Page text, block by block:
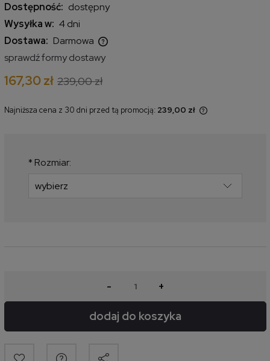
Dostępność: dostępny
Wysyłka w: 4 dni
Dostawa: Darmowa
Cena nie zawiera ewentualnych kosztów płatności
sprawdź formy dostawy
167,30 zł 239,00 zł
Najniższa cena z 30 dni przed tą promocją: 239,00 zł
* Rozmiar:
- +
dodaj do koszyka